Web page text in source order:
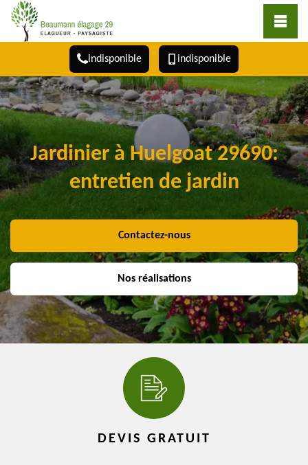
indisponible indisponible
Jardinier à Huelgoat 29690:
entretien de jardin
Contactez-nous
Nos réalisations
DEVIS GRATUIT